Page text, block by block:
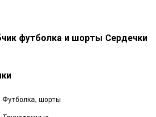
футболка и шорты Сердечки
Футболка, шорты